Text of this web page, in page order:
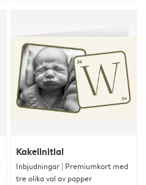
Kakelinitial
Inbjudningar | Premiumkort med
tre olika val av papper